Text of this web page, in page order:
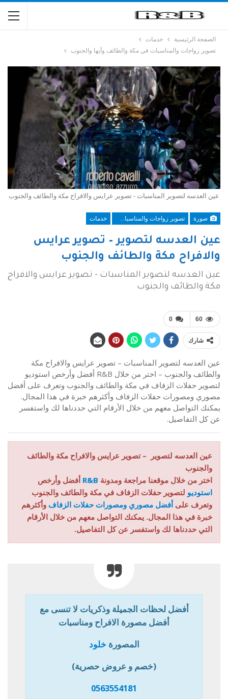
الصفحة الرئيسية
خدمات
تصوير زواجات والمناسبات في مكة والطائف وأبها والجنوب
عين العدسه لتصوير المناسبات - تصوير عرايس والافراح مكة والطائف والجنوب
صورة خدمات
عين العدسه لتصوير – تصوير عرايس
والافراح مكة والطائف والجنوب
عين العدسه لتصوير المناسبات - تصوير عرايس والافراح
مكة والطائف والجنوب
0 60
شارك
عين العدسه لتصوير المناسبات – تصوير عرايس والافراح مكة
والطائف والجنوب – اختر من خلال R&B أفضل وأرخص استوديو
لتصوير حفلات الزفاف في مكة والطائف والجنوب وتعرف على أفضل
مصوري ومصورات حفلات الزفاف وأكثرهم خبرة في هذا المجال.
يمكنك التواصل معهم من خلال الأرقام التي حددناها لك واستفسر
عن كل التفاصيل.
عين العدسه لتصوير – تصوير عرايس والافراح مكة والطائف
والجنوب
اختر من خلال موقعنا مراجعة ومدونة R&B أفضل وأرخص
استوديو لتصوير حفلات الزفاف في مكة والطائف والجنوب
وتعرف على أفضل مصوري ومصورات حفلات الزفاف وأكثرهم
خبرة في هذا المجال. يمكنك التواصل معهم من خلال الأرقام
التي حددناها لك واستفسر عن كل التفاصيل.
أفضل لحظات الجميلة وذكريات لا تنسى مع
أفضل مصورة الافراح ومناسبات
المصورة خلود
(خصم و عروض حصرية)
0563554181